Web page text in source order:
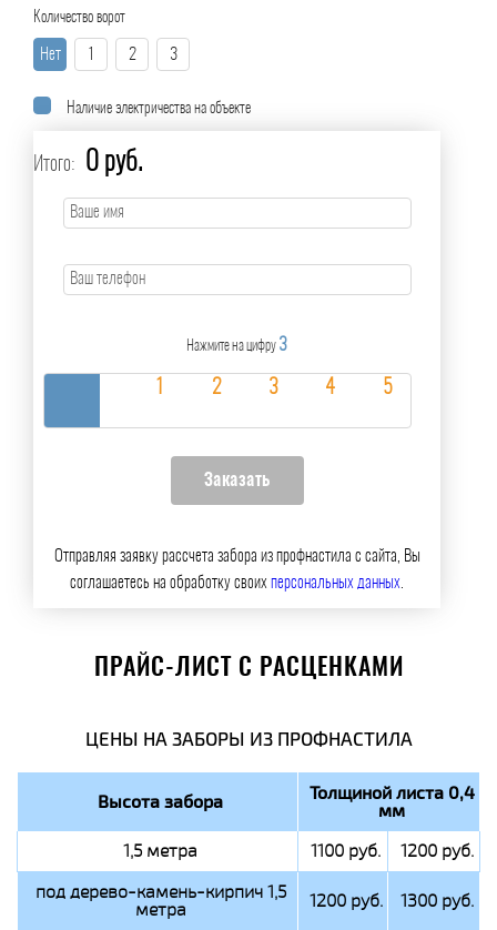
Количество ворот
Нет 1 2 3
Наличие электричества на объекте
Итого: 0 руб.
Нажмите на цифру 3
Отправляя заявку рассчета забора из профнастила с сайта, Вы
соглашаетесь на обработку своихперсональных данных
ПРАЙС-ЛИСТ С РАСЦЕНКАМИ
ЦЕНЫ НА ЗАБОРЫ ИЗ ПРОФНАСТИЛА
Высота забора Толщиной листа 0,4
мм
1,5 метра 1100 руб.
1200 руб.
под дерево-камень-кирпич 1,5
метра 1200 руб. 1300 руб.